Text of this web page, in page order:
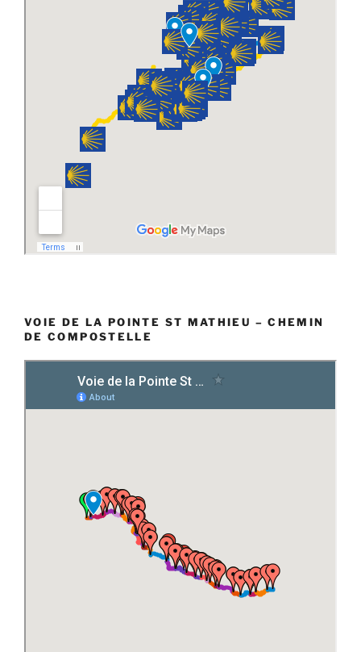
VOIE DE LA POINTE ST MATHIEU – CHEMIN
DE COMPOSTELLE